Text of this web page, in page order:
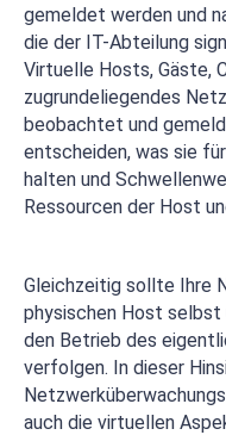
gemeldet werden und
die der IT-Abteilung
Virtuelle Hosts, Gäste,
zugrundeliegendes
beobachtet und
entscheiden, was sie
halten und
Ressourcen der Host
Gleichzeitig sollte Ihre
physischen Host selbst
den Betrieb des
verfolgen. In dieser
auch die virtuellen